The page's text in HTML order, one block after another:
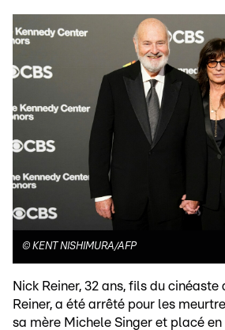
© KENT NISHIMURA/AFP
Nick Reiner, 32 ans, fils du
Reiner, a été arrêté pour les
sa mère Michele Singer et placé